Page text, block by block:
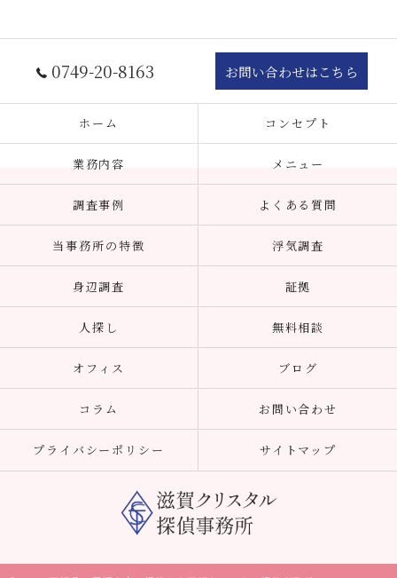
0749-20-8163 お問い合わせはこちら
ホーム コンセプト
業務内容 メニュー
調査事例 よくある質問
当事務所の特徴 浮気調査
身辺調査 証拠
人探し 無料相談
オフィス ブログ
コラム お問い合わせ
プライバシーポリシー サイトマップ